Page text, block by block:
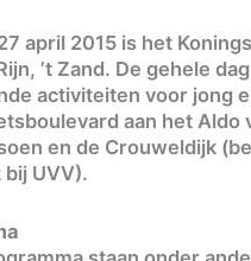
april 2015 is het
’t Zand. De gehele
activiteiten voor jong
aan het Aldo
en de Crouweldijk
UVV).